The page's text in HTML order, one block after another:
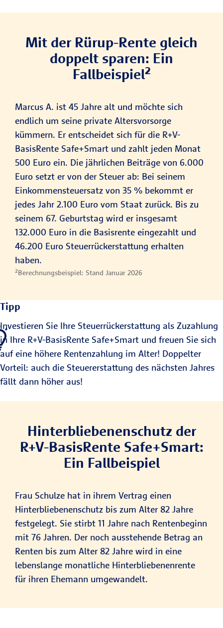
Mit der Rürup-Rente gleich
doppelt sparen: Ein
Fallbeispiel²
Marcus A. ist 45 Jahre alt und möchte sich
endlich um seine private Altersvorsorge
kümmern. Er entscheidet sich für die R+V-
BasisRente Safe+Smart und zahlt jeden Monat
500 Euro ein. Die jährlichen Beiträge von 6.000
Euro setzt er von der Steuer ab: Bei seinem
Einkommensteuersatz von 35 % bekommt er
jedes Jahr 2.100 Euro vom Staat zurück. Bis zu
seinem 67. Geburtstag wird er insgesamt
132.000 Euro in die Basisrente eingezahlt und
46.200 Euro Steuerrückerstattung erhalten
haben.
²Berechnungsbeispiel: Stand Januar 2026
Tipp
Investieren Sie Ihre Steuerrückerstattung als Zuzahlung
in Ihre R+V-BasisRente Safe+Smart und freuen Sie sich
auf eine höhere Rentenzahlung im Alter! Doppelter
Vorteil: auch die Steuererstattung des nächsten Jahres
fällt dann höher aus!
Hinterbliebenenschutz der
R+V-BasisRente Safe+Smart:
Ein Fallbeispiel
Frau Schulze hat in ihrem Vertrag einen
Hinterbliebenenschutz bis zum Alter 82 Jahre
festgelegt. Sie stirbt 11 Jahre nach Rentenbeginn
mit 76 Jahren. Der noch ausstehende Betrag an
Renten bis zum Alter 82 Jahre wird in eine
lebenslange monatliche Hinterbliebenenrente
für ihren Ehemann umgewandelt.